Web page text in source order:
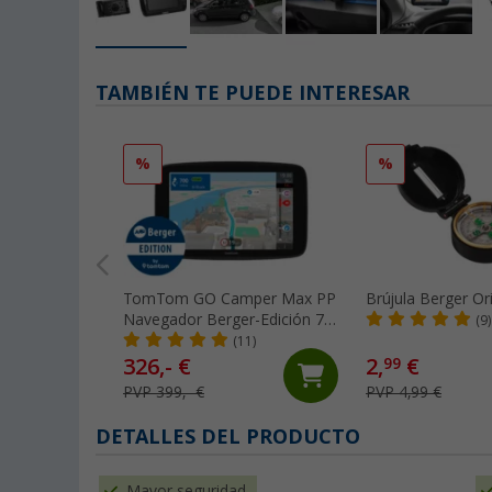
TAMBIÉN TE PUEDE INTERESAR
%
TomTom GO Camper Max PP
Navegador Berger-Edición 7
pulgadas
(11)
326,- €
PVP 399,- €
%
Brújula Berger
(9)
2,99 €
PVP 4,99 €
DETALLES DEL PRODUCTO